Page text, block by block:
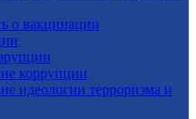
о вакцинации
коррупции
идеологии терроризма и